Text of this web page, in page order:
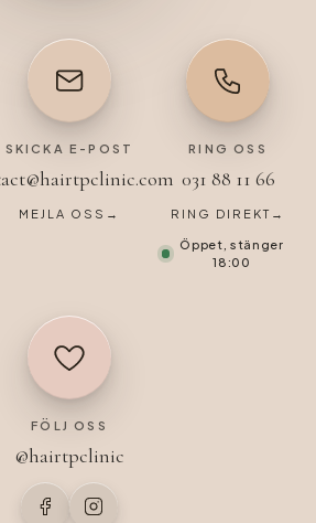
SKICKA E-POST
MEJLA OSS →
RING OSS
031 88 11 66
RING DIREKT →
Öppet, stänger
18:00
FÖLJ OSS
@hairtpclinic